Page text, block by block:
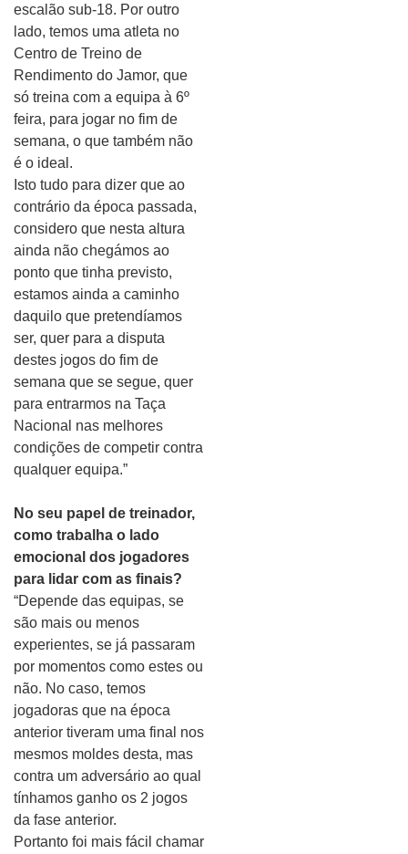
escalão sub-18. Por outro
lado, temos uma atleta no
Centro de Treino de
Rendimento do Jamor, que
só treina com a equipa à 6º
feira, para jogar no fim de
semana, o que também não
é o ideal.
Isto tudo para dizer que ao
contrário da época passada,
considero que nesta altura
ainda não chegámos ao
ponto que tinha previsto,
estamos ainda a caminho
daquilo que pretendíamos
ser, quer para a disputa
destes jogos do fim de
semana que se segue, quer
para entrarmos na Taça
Nacional nas melhores
condições de competir contra
qualquer equipa.”
No seu papel de treinador,
como trabalha o lado
emocional dos jogadores
para lidar com as finais?
“Depende das equipas, se
são mais ou menos
experientes, se já passaram
por momentos como estes ou
não. No caso, temos
jogadoras que na época
anterior tiveram uma final nos
mesmos moldes desta, mas
contra um adversário ao qual
tínhamos ganho os 2 jogos
da fase anterior.
Portanto foi mais fácil chamar